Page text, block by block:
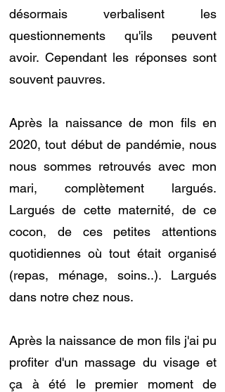
désormais verbalisent les
questionnements qu'ils peuvent
avoir. Cependant les réponses sont
souvent pauvres.
Après la naissance de mon fils en
2020, tout début de pandémie, nous
nous sommes retrouvés avec mon
mari, complètement largués.
Largués de cette maternité, de ce
cocon, de ces petites attentions
quotidiennes où tout était organisé
(repas, ménage, soins..). Largués
dans notre chez nous.
Après la naissance de mon fils j'ai pu
profiter d'un massage du visage et
ça à été le premier moment de